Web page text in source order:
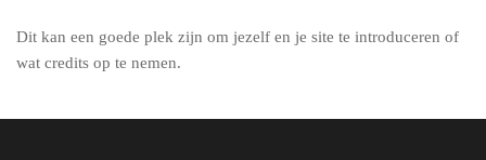
Dit kan een goede plek zijn om jezelf en je site te introduceren of
wat credits op te nemen.